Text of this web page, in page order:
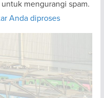
mengurangi spam.
Anda diproses